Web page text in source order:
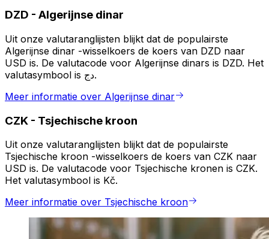
DZD - Algerijnse dinar
Uit onze valutaranglijsten blijkt dat de populairste
Algerijnse dinar -wisselkoers de koers van DZD naar
USD is. De valutacode voor Algerijnse dinars is DZD. Het
valutasymbool is دج.
Meer informatie over Algerijnse dinar
CZK - Tsjechische kroon
Uit onze valutaranglijsten blijkt dat de populairste
Tsjechische kroon -wisselkoers de koers van CZK naar
USD is. De valutacode voor Tsjechische kronen is CZK.
Het valutasymbool is Kč.
Meer informatie over Tsjechische kroon